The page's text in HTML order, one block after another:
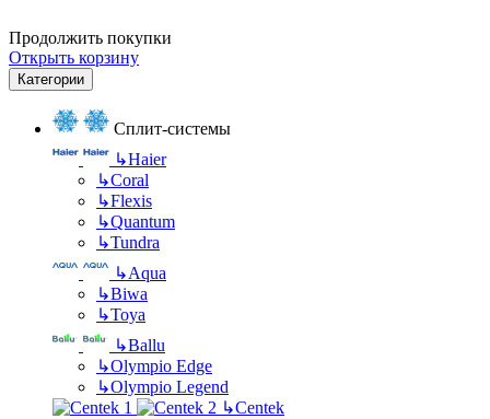
Продолжить покупки
Открыть корзину
Категории
Сплит-системы
↳Haier
↳Coral
↳Flexis
↳Quantum
↳Tundra
↳Aqua
↳Biwa
↳Toya
↳Ballu
↳Olympio Edge
↳Olympio Legend
↳Centek